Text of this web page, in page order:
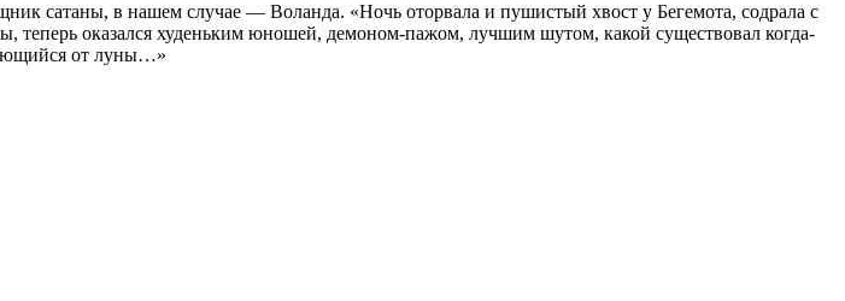
сатаны, в нашем случае — Воланда. «Ночь оторвала и пушистый хвост у Бегемота, содрала с
теперь оказался худеньким юношей, демоном-пажом, лучшим шутом, какой существовал когда-
от луны…»